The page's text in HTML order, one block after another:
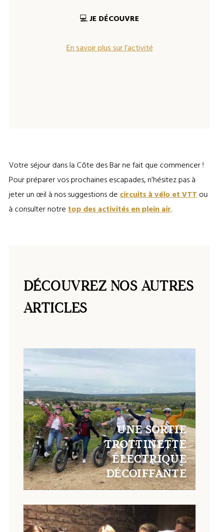
💻JE DÉCOUVRE
En savoir plus sur l’activité
Votre séjour dans la Côte des Bar ne fait que commencer !
Pour préparer vos prochaines escapades, n’hésitez pas à
jeter un œil à nos suggestions decircuits à vélo et VTTou
à consulter notretop des activités en plein air.
DÉCOUVREZ NOS AUTRES
ARTICLES
UNE SORTIE
TROTTINETTE
ÉLECTRIQUE
DÉCOIFFANTE